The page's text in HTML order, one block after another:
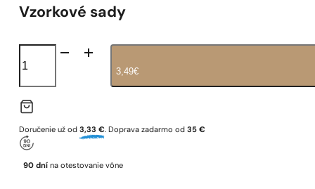
Vzorkové sady
množstvo
N°1
3,49€
Doručenie už od3,33 €. Doprava zadarmo od35 €
90 dnína otestovanie vône